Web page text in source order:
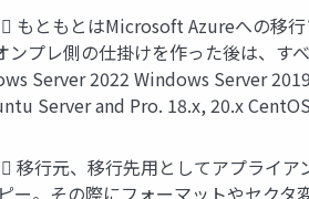
もともとはMicrosoft Azureへの移
ンプレ側の仕掛けを作った後は、す
Server 2022 Windows Server
Server and Pro. 18.x, 20.x
移行元、移行先用としてアプライ